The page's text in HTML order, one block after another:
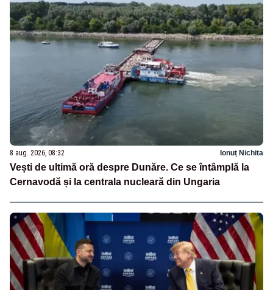
8 aug. 2026, 08:32 Ionuț Nichita
Vești de ultimă oră despre Dunăre. Ce se întâmplă la
Cernavodă și la centrala nucleară din Ungaria